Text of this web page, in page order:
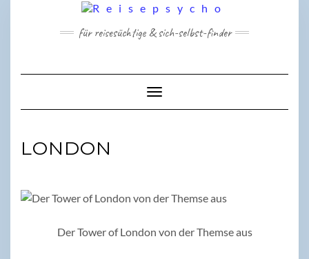
für reisesüchtige & sich-selbst-finder
Toggle Navigation
LONDON
Der Tower of London von der Themse aus